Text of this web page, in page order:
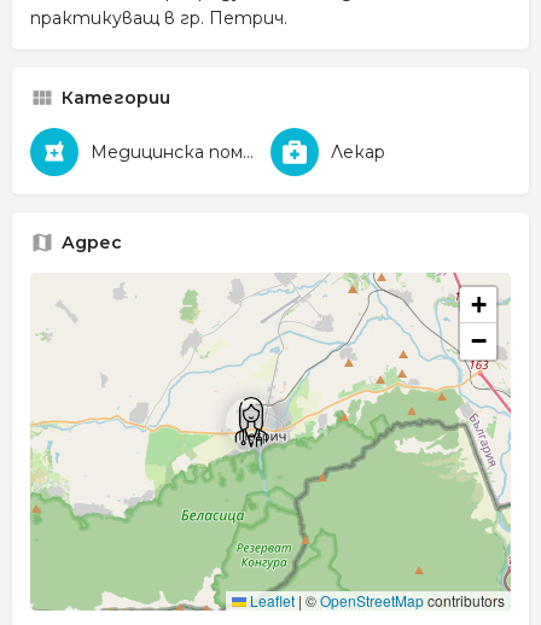
практикуващ в гр. Петрич.
Категории
Медицинска помощ Лекар
Адрес
+
−
Leaflet | ©OpenStreetMapcontributors